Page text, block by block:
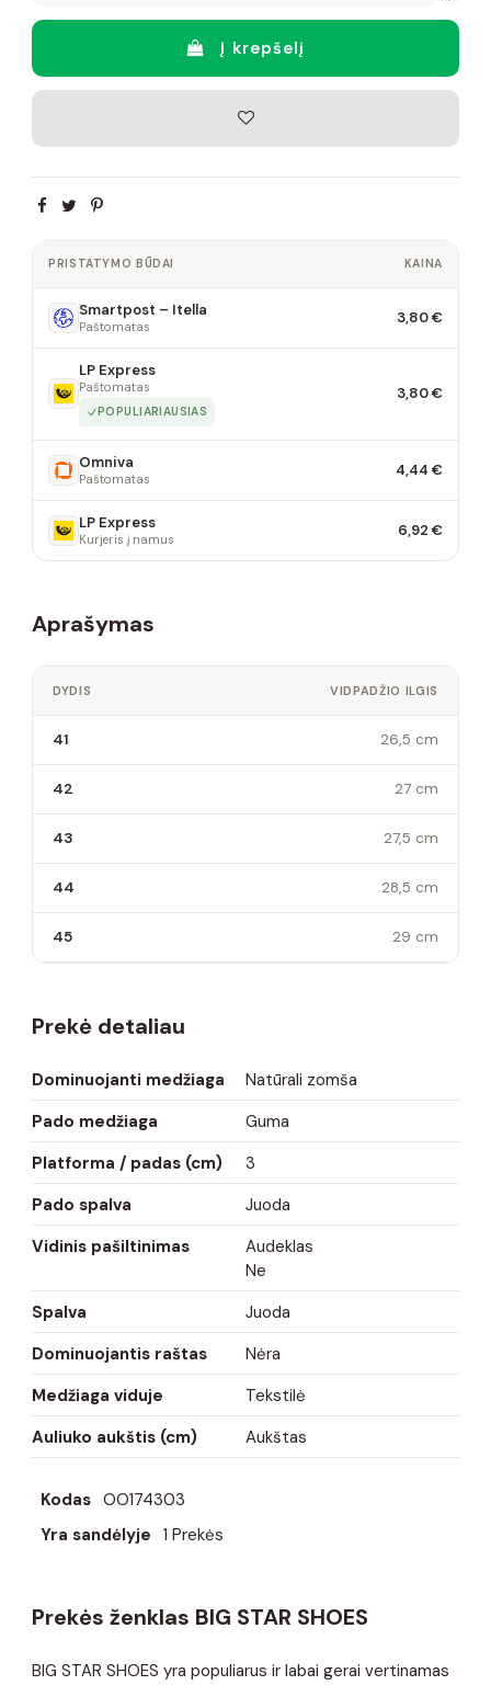
Į krepšelį
PRISTATYMO BŪDAI KAINA
Smartpost – Itella
Paštomatas 3,80 €
LP Express
Paštomatas
POPULIARIAUSIAS
3,80 €
Omniva
Paštomatas 4,44 €
LP Express
Kurjeris į namus 6,92 €
Aprašymas
DYDIS VIDPADŽIO ILGIS
41 26,5 cm
42 27 cm
43 27,5 cm
44 28,5 cm
45 29 cm
Prekė detaliau
Dominuojanti medžiaga
Natūrali zomša
Pado medžiaga
Guma
Platforma / padas (cm)
3
Pado spalva
Juoda
Vidinis pašiltinimas
Audeklas
Ne
Spalva
Juoda
Dominuojantis raštas
Nėra
Medžiaga viduje
Tekstilė
Auliuko aukštis (cm)
Aukštas
Kodas OO174303
Yra sandėlyje 1 Prekės
Prekės ženklas BIG STAR SHOES
BIG STAR SHOES yra populiarus ir labai gerai vertinamas